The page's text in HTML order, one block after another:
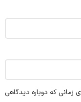
زمانی که دوباره دیدگاهی